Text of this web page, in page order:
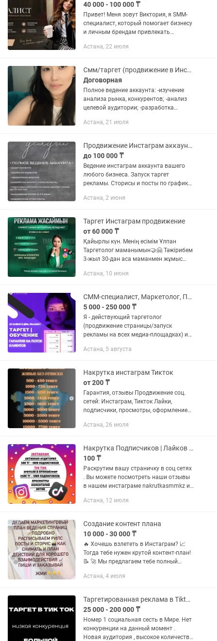
40 000 - 100 000 ₸
Привет! Меня зовут Виктория, я SMM-
специалист, который помогает бизнесу
и личным брендам привлекать
«вести страничку». Что я делаю:
Астана, 22 июля
Смм/таргет (продвижение в Инстаграм) Опыт более 5 лет
Договорная
Полное ведение аккаунта: -изучение
анализа рынка, конкурентов; -анализ
целевой аудитории; -разработка
аккаунта (при отсутствии аккаунта) ; -3-
Астана, 21 июля
Продвижение Инстаграм аккаунта SMM
до 100 000 ₸
Ведение инстаграм аккаунта вашего
любого бизнеса. Запуск таргет
рекламы. Сторисы и посты по графику.
(видео и фото)
Астана, 2 июня
Таргет Инстаграм продвижение
от 60 000 ₸
Қайырлы күн. Менің есімім Ұлпан
Таргетолог маманымын🤝🤗 Тәжірибем
3-жыл 30-дан аса маманмен жұмыс
қала,көше,районға жіберемін. Күніне
200+...
Астана, 10 июня
СММ-специалист, Маркетолог, Продвижение в Instagram
5 000 - 250 000 ₸
Я - действующий таргетолог
(продвижение страницы/запуск
рекламы на всех медиа-площадках) и
Instagram. Принесла своим клиентам
Астана, 5 августа
Накрутка инстаграм Тикток
от 200 ₸
Гарантия, отзывы Продвижение соц.
сетей: Инстаграм, Тикток Лайки,
подписчики, просмотры, оформление
помощь Наиболее доступные цены
Астана, 26 июля
Накрутка Подписчиков | Лайков | Instagram |TikTok | | YouTube
100 ₸
Раскрутим вашу страничку в соц сетях
. Вы можете посмотреть наши отзывы
в нашем инстаграме nakrutkasmmkz и
прозрачности . -Без Банов. -Без
Астана, 12 июля
Создание контент плана
10 000 - 30 000 ₸
🔥 Хочешь взлететь в Инстаграм? 📈
Тогда тебе нужен крутой контент-план!
📝 🚀 Мы предлагаем тебе полный
продвижению контента в Инстаграм!
Астана, 4 июля
Таргетированная реклама в Tiktok на весь Казахстан.
25 000 - 200 000 ₸
Номер 1 социальная сесть в Мире. Нет
конкуренции на данный момент .
Новая аудитория , высокое количество